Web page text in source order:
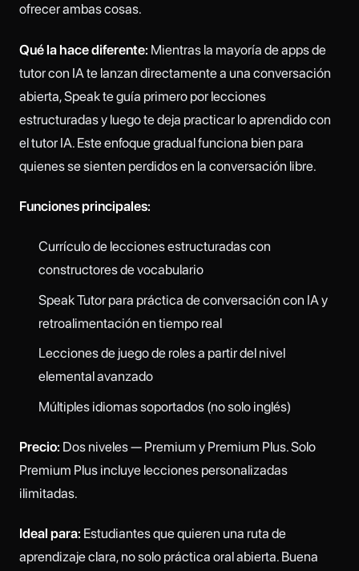
ofrecer ambas cosas.
Qué la hace diferente: Mientras la mayoría de apps de
tutor con IA te lanzan directamente a una conversación
abierta, Speak te guía primero por lecciones
estructuradas y luego te deja practicar lo aprendido con
el tutor IA. Este enfoque gradual funciona bien para
quienes se sienten perdidos en la conversación libre.
Funciones principales:
Currículo de lecciones estructuradas con
constructores de vocabulario
Speak Tutor para práctica de conversación con IA y
retroalimentación en tiempo real
Lecciones de juego de roles a partir del nivel
elemental avanzado
Múltiples idiomas soportados (no solo inglés)
Precio: Dos niveles — Premium y Premium Plus. Solo
Premium Plus incluye lecciones personalizadas
ilimitadas.
Ideal para: Estudiantes que quieren una ruta de
aprendizaje clara, no solo práctica oral abierta. Buena